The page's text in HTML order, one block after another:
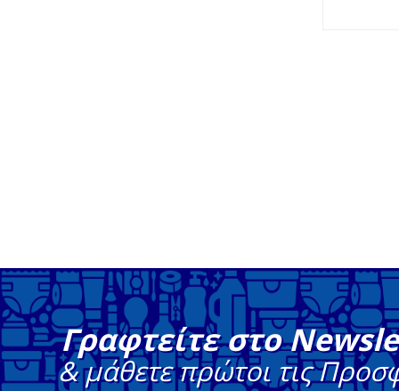
Γραφτείτε στο
& μάθετε πρώτοι τις